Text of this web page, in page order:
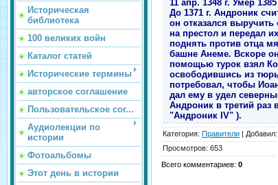
Историческая
библиотека
100 великих войн
Каталог статей
Исторические термины
авторское соглашение
Пользовательское сог...
Аудиолекции по
истории
Фотоальбомы
Этот день в истории
11 апр. 1348 г. Умер 1385
До 1371 г. Андроник
он отказался
на престол и передал
поднять против отца
башне Анеме. Вскоре
помощью турок взял
освободившись из
потребовал, чтобы
дал ему в удел
Андроник в третий раз
"Андроник IV" ).
Категория: Правители | Добавил:
Просмотров: 653
Всего комментариев: 0